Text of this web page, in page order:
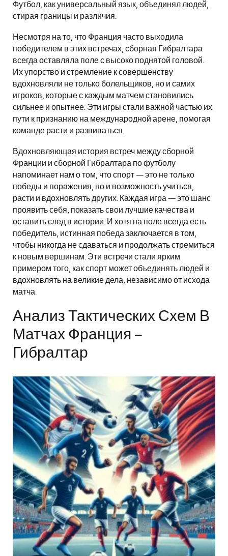
Футбол, как универсальный язык, объединял людей,
стирая границы и различия.
Несмотря на то, что Франция часто выходила
победителем в этих встречах, сборная Гибралтара
всегда оставляла поле с высоко поднятой головой.
Их упорство и стремление к совершенству
вдохновляли не только болельщиков, но и самих
игроков, которые с каждым матчем становились
сильнее и опытнее. Эти игры стали важной частью их
пути к признанию на международной арене, помогая
команде расти и развиваться.
Вдохновляющая история встреч между сборной
Франции и сборной Гибралтара по футболу
напоминает нам о том, что спорт — это не только
победы и поражения, но и возможность учиться,
расти и вдохновлять других. Каждая игра — это шанс
проявить себя, показать свои лучшие качества и
оставить след в истории. И хотя на поле всегда есть
победитель, истинная победа заключается в том,
чтобы никогда не сдаваться и продолжать стремиться
к новым вершинам. Эти встречи стали ярким
примером того, как спорт может объединять людей и
вдохновлять на великие дела, независимо от исхода
матча.
Анализ Тактических Схем В
Матчах Франция –
Гибралтар